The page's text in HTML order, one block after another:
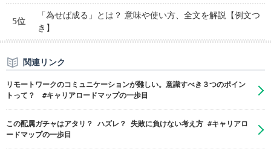
5位
「為せば成る」とは？ 意味や使い方、全文を解説【例文つ
き】
関連リンク
リモートワークのコミュニケーションが難しい。意識すべき３つのポイン
トって？ #キャリアロードマップの一歩目
この配属ガチャはアタリ？ ハズレ？ 失敗に負けない考え方 #キャリアロ
ードマップの一歩目